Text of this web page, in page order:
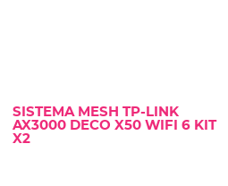
SISTEMA MESH TP-LINK
AX3000 DECO X50 WIFI 6 KIT
X2